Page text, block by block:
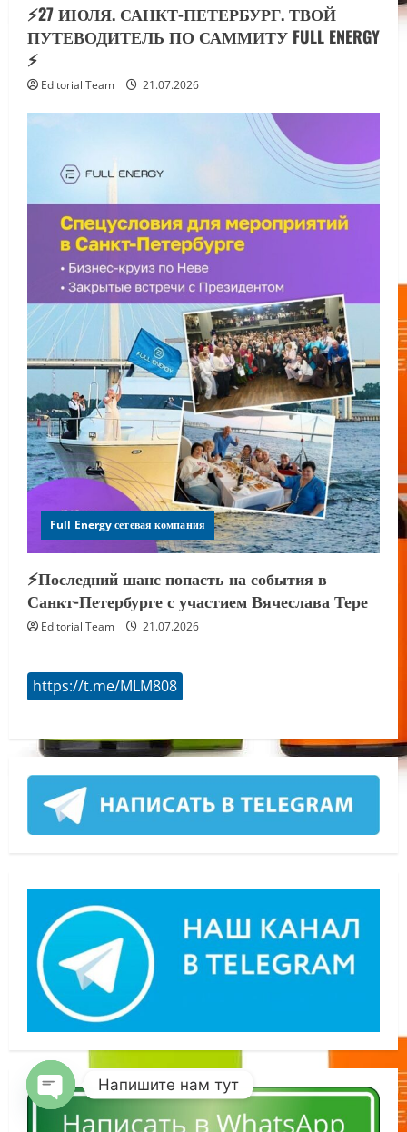
⚡️27 ИЮЛЯ. САНКТ-ПЕТЕРБУРГ. ТВОЙ
ПУТЕВОДИТЕЛЬ ПО САММИТУ FULL ENERGY
⚡️
Editorial Team 21.07.2026
Full Energy сетевая компания
⚡️Последний шанс попасть на события в
Санкт-Петербурге с участием Вячеслава Тере
Editorial Team 21.07.2026
https://t.me/MLM808
Напишите нам тут
OPEN